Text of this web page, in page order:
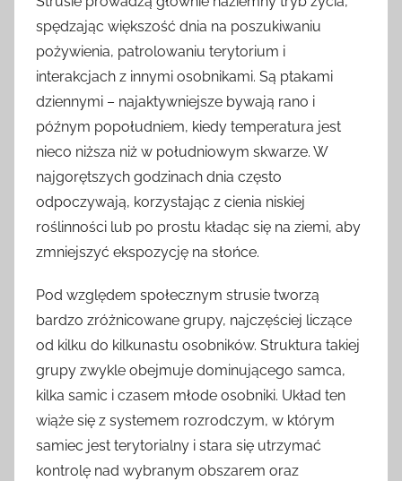
spędzając większość dnia na poszukiwaniu
pożywienia, patrolowaniu terytorium i
interakcjach z innymi osobnikami. Są ptakami
dziennymi – najaktywniejsze bywają rano i
późnym popołudniem, kiedy temperatura jest
nieco niższa niż w południowym skwarze. W
najgorętszych godzinach dnia często
odpoczywają, korzystając z cienia niskiej
roślinności lub po prostu kładąc się na ziemi, aby
zmniejszyć ekspozycję na słońce.
Pod względem społecznym strusie tworzą
bardzo zróżnicowane grupy, najczęściej liczące
od kilku do kilkunastu osobników. Struktura takiej
grupy zwykle obejmuje dominującego samca,
kilka samic i czasem młode osobniki. Układ ten
wiąże się z systemem rozrodczym, w którym
samiec jest terytorialny i stara się utrzymać
kontrolę nad wybranym obszarem oraz